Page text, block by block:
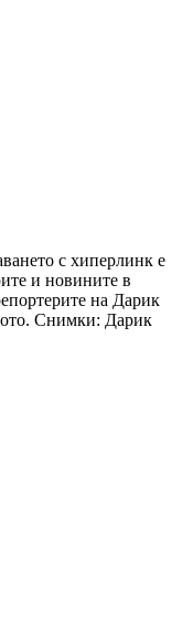
с хиперлинк е
и новините в
на Дарик
Снимки: Дарик